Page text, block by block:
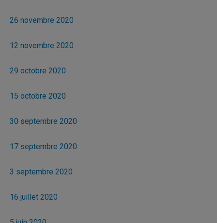
26 novembre 2020
12 novembre 2020
29 octobre 2020
15 octobre 2020
30 septembre 2020
17 septembre 2020
3 septembre 2020
16 juillet 2020